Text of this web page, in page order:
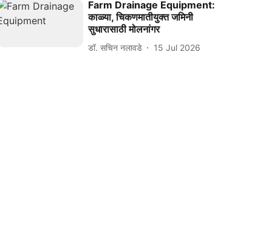
Farm Drainage Equipment:
काळ्या, चिकणमातीयुक्त जमिनी
सुधारासाठी मोलनांगर
डॉ. सचिन नलावडे 15 Jul 2026